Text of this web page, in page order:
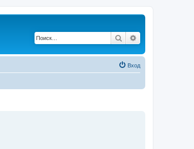
Поиск
Вход